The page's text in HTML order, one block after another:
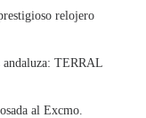
relojero
andaluza: TERRAL
al Excmo.